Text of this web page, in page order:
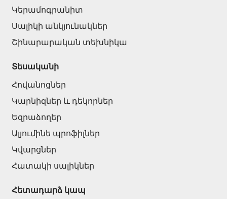
Հովանոցներ(10)
Այլ տեսականի
Կղմինդր՝ կերամիկական
Ռադիատոր (4)
Փայտամած և կաղապարամած
Բոլորը
Կերամոգրանիտ
Սալիկի անկյունակներ
Շինարարական տեխնիկա
Տեսականի
Հովանոցներ
Կարնիզներ և դեկորներ
Եզրաձողեր
Ալյումինե պրոֆիլներ
Կվարցներ
Հատակի սալիկներ
Հետադարձ կապ